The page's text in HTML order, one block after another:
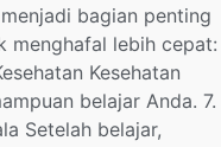
bagian penting
menghafal lebih cepat:
Kesehatan
belajar Anda. 7.
Setelah belajar,